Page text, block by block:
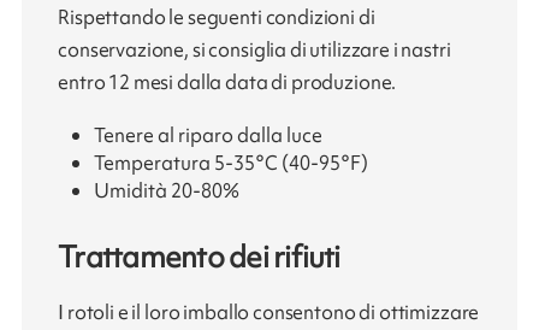
Rispettando le seguenti condizioni di
conservazione, si consiglia di utilizzare i nastri
entro 12 mesi dalla data di produzione.
Tenere al riparo dalla luce
Temperatura 5-35°C (40-95°F)
Umidità 20-80%
Trattamento dei rifiuti
I rotoli e il loro imballo consentono di ottimizzare